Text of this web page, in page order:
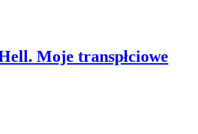
Moje transpłciowe